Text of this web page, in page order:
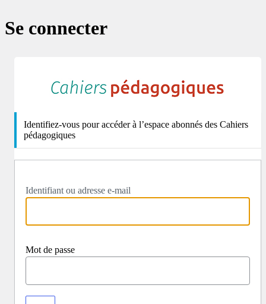
Se connecter
Identifiez-vous pour accéder à l’espace abonnés des Cahiers
pédagogiques
Identifiant ou adresse e-mail
Mot de passe